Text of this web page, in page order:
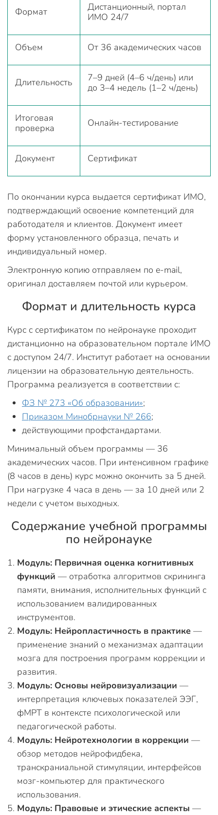
Формат
Дистанционный, портал
ИМО 24/7
Объем От 36 академических часов
Длительность
7–9 дней (4–6 ч/день) или
до 3–4 недель (1–2 ч/день)
Итоговая
проверка
Онлайн-тестирование
Документ Сертификат
По окончании курса выдается сертификат ИМО,
подтверждающий освоение компетенций для
работодателя и клиентов. Документ имеет
форму установленного образца, печать и
индивидуальный номер.
Электронную копию отправляем по e-mail,
оригинал доставляем почтой или курьером.
Формат и длительность курса
Курс с сертификатом по нейронауке проходит
дистанционно на образовательном портале ИМО
с доступом 24/7. Институт работает на основании
лицензии на образовательную деятельность.
Программа реализуется в соответствии с:
ФЗ № 273 «Об образовании»;
Приказом Минобрнауки № 266;
действующими профстандартами.
Минимальный объем программы — 36
академических часов. При интенсивном графике
(8 часов в день) курс можно окончить за 5 дней.
При нагрузке 4 часа в день — за 10 дней или 2
недели с учетом выходных.
Содержание учебной программы
по нейронауке
Модуль: Первичная оценка когнитивных
функций — отработка алгоритмов скрининга
памяти, внимания, исполнительных функций с
использованием валидированных
инструментов.
Модуль: Нейропластичность в практике —
применение знаний о механизмах адаптации
мозга для построения программ коррекции и
развития.
Модуль: Основы нейровизуализации —
интерпретация ключевых показателей ЭЭГ,
фМРТ в контексте психологической или
педагогической работы.
Модуль: Нейротехнологии в коррекции —
обзор методов нейрофидбека,
транскраниальной стимуляции, интерфейсов
мозг-компьютер для практического
использования.
Модуль: Правовые и этические аспекты —